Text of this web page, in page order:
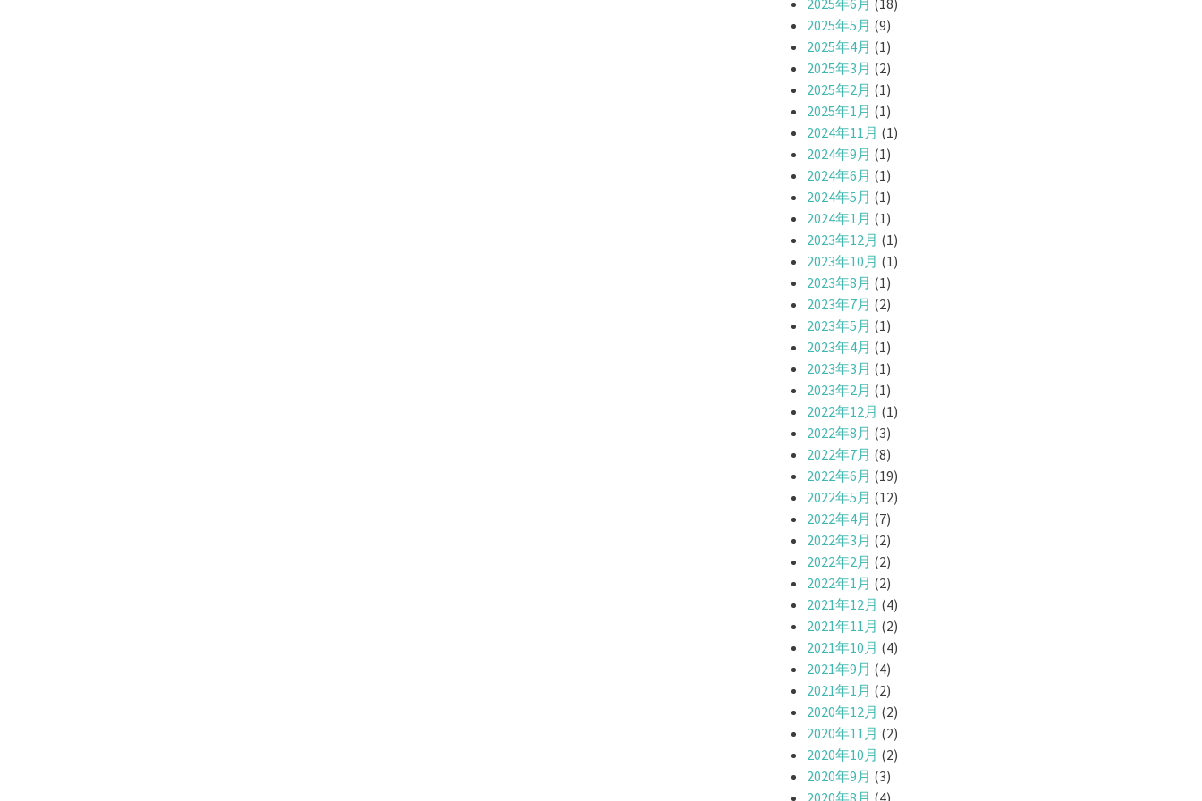
2025年6月 (18)
2025年5月 (9)
2025年4月 (1)
2025年3月 (2)
2025年2月 (1)
2025年1月 (1)
2024年11月 (1)
2024年9月 (1)
2024年6月 (1)
2024年5月 (1)
2024年1月 (1)
2023年12月 (1)
2023年10月 (1)
2023年8月 (1)
2023年7月 (2)
2023年5月 (1)
2023年4月 (1)
2023年3月 (1)
2023年2月 (1)
2022年12月 (1)
2022年8月 (3)
2022年7月 (8)
2022年6月 (19)
2022年5月 (12)
2022年4月 (7)
2022年3月 (2)
2022年2月 (2)
2022年1月 (2)
2021年12月 (4)
2021年11月 (2)
2021年10月 (4)
2021年9月 (4)
2021年1月 (2)
2020年12月 (2)
2020年11月 (2)
2020年10月 (2)
2020年9月 (3)
2020年8月 (4)